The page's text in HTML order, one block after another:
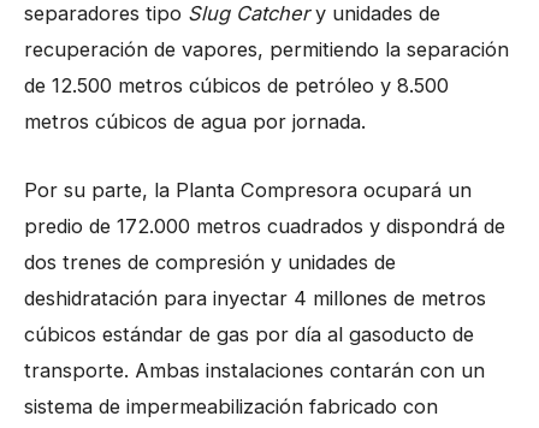
separadores tipo Slug Catchery unidades de
recuperación de vapores, permitiendo la separación
de 12.500 metros cúbicos de petróleo y 8.500
metros cúbicos de agua por jornada.
Por su parte, la Planta Compresora ocupará un
predio de 172.000 metros cuadrados y dispondrá de
dos trenes de compresión y unidades de
deshidratación para inyectar 4 millones de metros
cúbicos estándar de gas por día al gasoducto de
transporte. Ambas instalaciones contarán con un
sistema de impermeabilización fabricado con